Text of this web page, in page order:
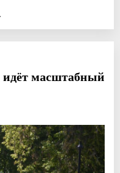
идёт масштабный